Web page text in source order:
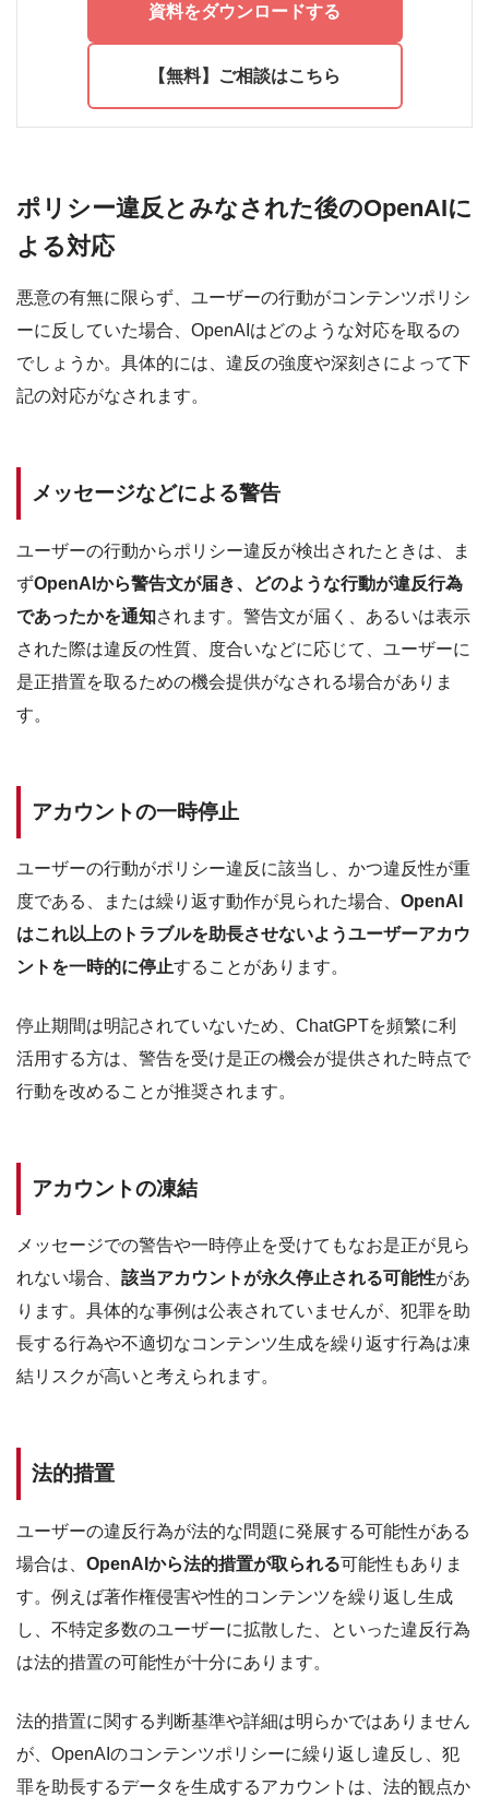
資料をダウンロードする
【無料】ご相談はこちら
ポリシー違反とみなされた後のOpenAIに
よる対応
悪意の有無に限らず、ユーザーの行動がコンテンツポリシ
ーに反していた場合、OpenAIはどのような対応を取るの
でしょうか。具体的には、違反の強度や深刻さによって下
記の対応がなされます。
メッセージなどによる警告
ユーザーの行動からポリシー違反が検出されたときは、ま
ずOpenAIから警告文が届き、どのような行動が違反行為
であったかを通知されます。警告文が届く、あるいは表示
された際は違反の性質、度合いなどに応じて、ユーザーに
是正措置を取るための機会提供がなされる場合がありま
す。
アカウントの一時停止
ユーザーの行動がポリシー違反に該当し、かつ違反性が重
度である、または繰り返す動作が見られた場合、 OpenAI
はこれ以上のトラブルを助長させないようユーザーアカウ
ントを一時的に停止することがあります。
停止期間は明記されていないため、ChatGPTを頻繁に利
活用する方は、警告を受け是正の機会が提供された時点で
行動を改めることが推奨されます。
アカウントの凍結
メッセージでの警告や一時停止を受けてもなお是正が見ら
れない場合、 該当アカウントが永久停止される可能性があ
ります。具体的な事例は公表されていませんが、犯罪を助
長する行為や不適切なコンテンツ生成を繰り返す行為は凍
結リスクが高いと考えられます。
法的措置
ユーザーの違反行為が法的な問題に発展する可能性がある
場合は、 OpenAIから法的措置が取られる可能性もありま
す。例えば著作権侵害や性的コンテンツを繰り返し生成
し、不特定多数のユーザーに拡散した、といった違反行為
は法的措置の可能性が十分にあります。
法的措置に関する判断基準や詳細は明らかではありません
が、OpenAIのコンテンツポリシーに繰り返し違反し、犯
罪を助長するデータを生成するアカウントは、法的観点か